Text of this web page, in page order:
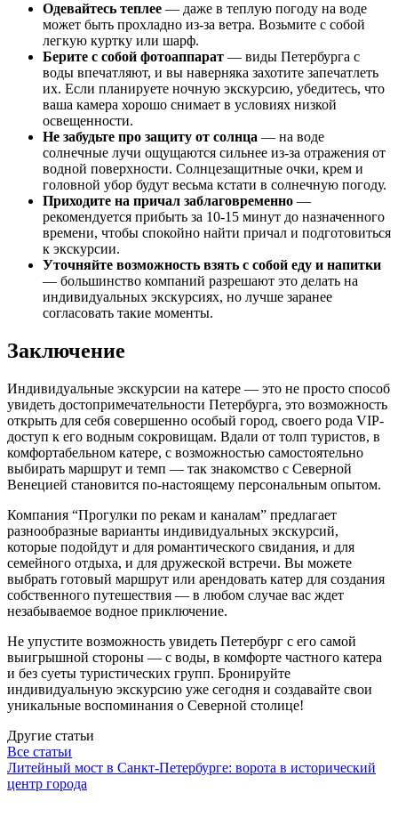
Одевайтесь теплее — даже в теплую погоду на воде
может быть прохладно из-за ветра. Возьмите с собой
легкую куртку или шарф.
Берите с собой фотоаппарат — виды Петербурга с
воды впечатляют, и вы наверняка захотите запечатлеть
их. Если планируете ночную экскурсию, убедитесь, что
ваша камера хорошо снимает в условиях низкой
освещенности.
Не забудьте про защиту от солнца — на воде
солнечные лучи ощущаются сильнее из-за отражения от
водной поверхности. Солнцезащитные очки, крем и
головной убор будут весьма кстати в солнечную погоду.
Приходите на причал заблаговременно —
рекомендуется прибыть за 10-15 минут до назначенного
времени, чтобы спокойно найти причал и подготовиться
к экскурсии.
Уточняйте возможность взять с собой еду и напитки
— большинство компаний разрешают это делать на
индивидуальных экскурсиях, но лучше заранее
согласовать такие моменты.
Заключение
Индивидуальные экскурсии на катере — это не просто способ
увидеть достопримечательности Петербурга, это возможность
открыть для себя совершенно особый город, своего рода VIP-
доступ к его водным сокровищам. Вдали от толп туристов, в
комфортабельном катере, с возможностью самостоятельно
выбирать маршрут и темп — так знакомство с Северной
Венецией становится по-настоящему персональным опытом.
Компания “Прогулки по рекам и каналам” предлагает
разнообразные варианты индивидуальных экскурсий,
которые подойдут и для романтического свидания, и для
семейного отдыха, и для дружеской встречи. Вы можете
выбрать готовый маршрут или арендовать катер для создания
собственного путешествия — в любом случае вас ждет
незабываемое водное приключение.
Не упустите возможность увидеть Петербург с его самой
выигрышной стороны — с воды, в комфорте частного катера
и без суеты туристических групп. Бронируйте
индивидуальную экскурсию уже сегодня и создавайте свои
уникальные воспоминания о Северной столице!
Другие статьи
Все статьи
Литейный мост в Санкт-Петербурге: ворота в исторический
центр города